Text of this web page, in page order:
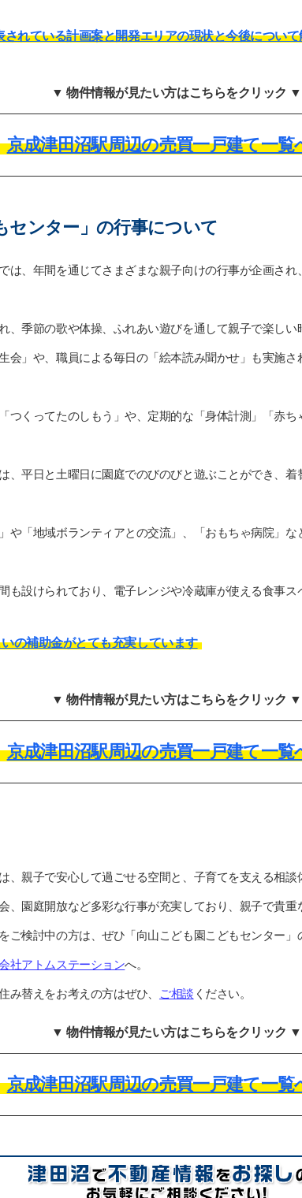
れている計画案と開発エリアの現状と今後について
▼ 物件情報が見たい方はこちらをクリック ▼
京成津田沼駅周辺の売買一戸建て一覧
センター」の行事について
は、年間を通じてさまざまな親子向けの行事が企画さ
、季節の歌や体操、ふれあい遊びを通して親子で楽しい
会」や、職員による毎日の「絵本読み聞かせ」も実施
つくってたのしもう」や、定期的な「身体計測」「赤
、平日と土曜日に園庭でのびのびと遊ぶことができ、
や「地域ボランティアとの交流」、「おもちゃ病院」
も設けられており、電子レンジや冷蔵庫が使える食事ス
の補助金がとても充実しています
▼ 物件情報が見たい方はこちらをクリック ▼
京成津田沼駅周辺の売買一戸建て一覧
、親子で安心して過ごせる空間と、子育てを支える相談
、園庭開放など多彩な行事が充実しており、親子で貴重
ご検討中の方は、ぜひ「向山こども園こどもセンター」
社アトムステーションへ。
み替えをお考えの方はぜひ、 ご相談 ください。
▼ 物件情報が見たい方はこちらをクリック ▼
京成津田沼駅周辺の売買一戸建て一覧